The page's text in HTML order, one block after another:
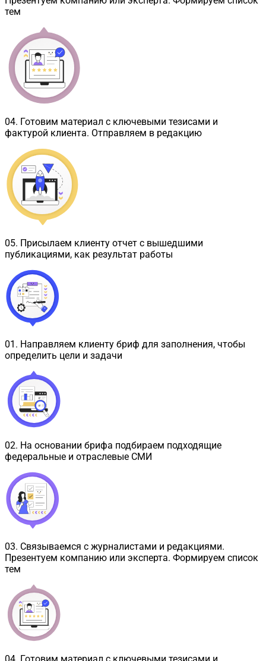
тем
04. Готовим материал с ключевыми тезисами и
фактурой клиента. Отправляем в редакцию
05. Присылаем клиенту отчет с вышедшими
публикациями, как результат работы
01 . Направляем клиенту бриф для заполнения, чтобы
определить цели и задачи
02. На основании брифа подбираем подходящие
федеральные и отраслевые СМИ
03. Связываемся с журналистами и редакциями.
Презентуем компанию или эксперта. Формируем список
тем